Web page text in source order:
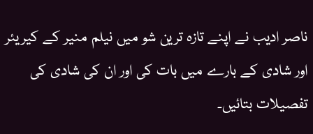
ناصر ادیب نے اپنے تازہ ترین شو میں نیلم منیر کے کیریئر
اور شادی کے بارے میں بات کی اور ان کی شادی کی
تفصیلات بتائیں۔